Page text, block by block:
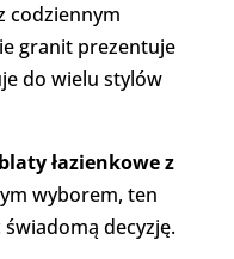
codziennym
granit prezentuje
do wielu stylów
blaty łazienkowe z
wyborem, ten
decyzję.